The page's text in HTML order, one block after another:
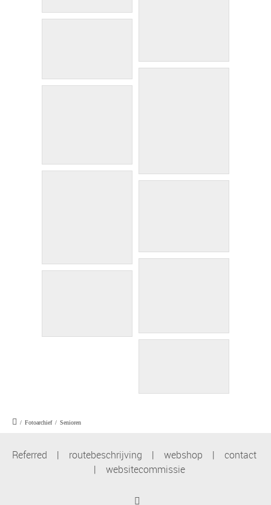
/ Fotoarchief / Senioren
Referred | routebeschrijving | webshop | contact
| websitecommissie